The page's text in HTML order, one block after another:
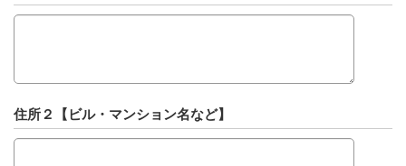
住所２【ビル・マンション名など】